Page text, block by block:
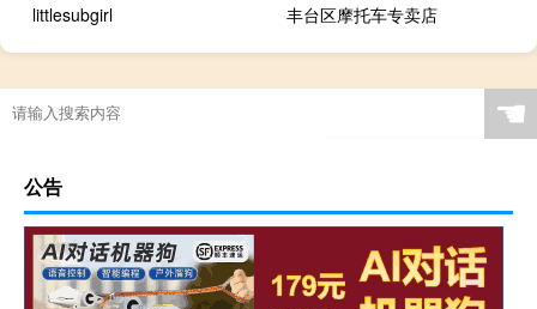
littlesubgirl 丰台区摩托车专卖店
☚
公告